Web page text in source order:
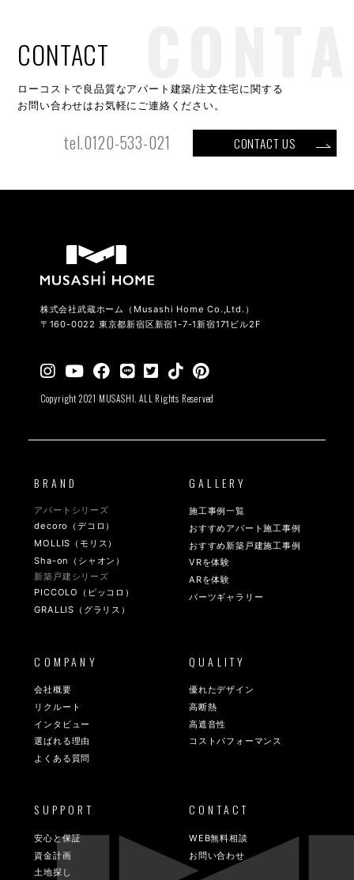
CONTACT
ローコストで良品質なアパート建築/注文住宅に関する
お問い合わせはお気軽にご連絡ください。
tel.0120-533-021 CONTACT US
株式会社武蔵ホーム（Musashi Home Co.,Ltd.）
〒160-0022 東京都新宿区新宿1-7-1新宿171ビル2F
Copyright 2021 MUSASHI. ALL Rights Reserved
BRAND
アパートシリーズ
decoro（デコロ）
MOLLIS（モリス）
Sha-on（シャオン）
新築戸建シリーズ
PICCOLO（ピッコロ）
GRALLIS（グラリス）
GALLERY
施工事例一覧
おすすめアパート施工事例
おすすめ新築戸建施工事例
VRを体験
ARを体験
パーツギャラリー
COMPANY
会社概要
リクルート
インタビュー
選ばれる理由
よくある質問
QUALITY
優れたデザイン
高断熱
高遮音性
コストパフォーマンス
SUPPORT
安心と保証
資金計画
土地探し
CONTACT
WEB無料相談
お問い合わせ